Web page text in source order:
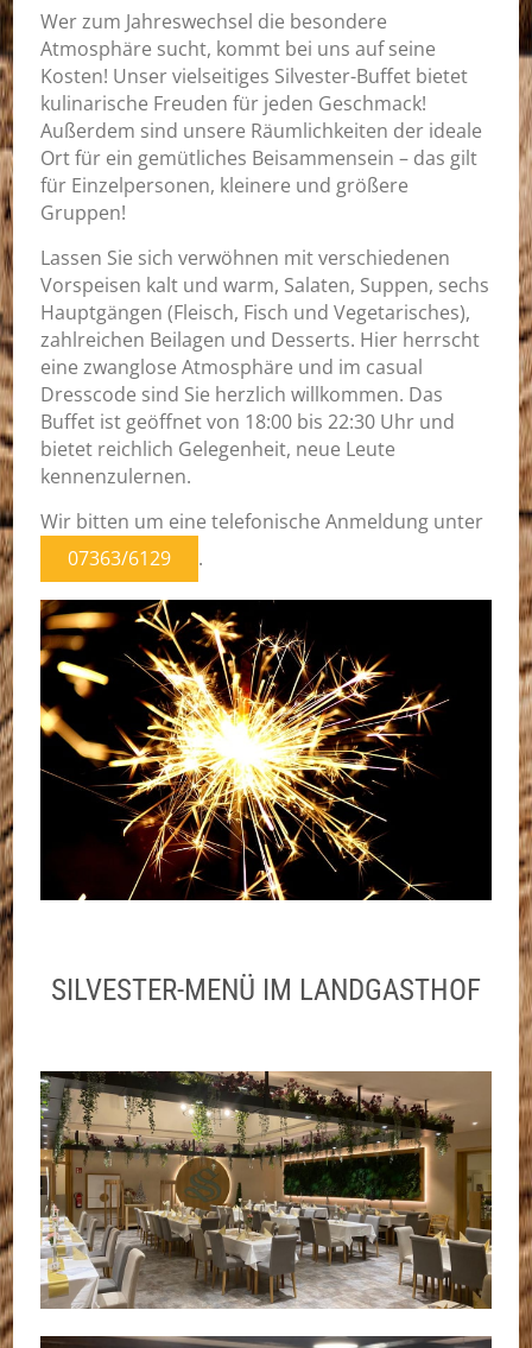
Wer zum Jahreswechsel die besondere
Atmosphäre sucht, kommt bei uns auf seine
Kosten! Unser vielseitiges Silvester-Buffet bietet
kulinarische Freuden für jeden Geschmack!
Außerdem sind unsere Räumlichkeiten der ideale
Ort für ein gemütliches Beisammensein – das gilt
für Einzelpersonen, kleinere und größere
Gruppen!
Lassen Sie sich verwöhnen mit verschiedenen
Vorspeisen kalt und warm, Salaten, Suppen, sechs
Hauptgängen (Fleisch, Fisch und Vegetarisches),
zahlreichen Beilagen und Desserts. Hier herrscht
eine zwanglose Atmosphäre und im casual
Dresscode sind Sie herzlich willkommen. Das
Buffet ist geöffnet von 18:00 bis 22:30 Uhr und
bietet reichlich Gelegenheit, neue Leute
kennenzulernen.
Wir bitten um eine telefonische Anmeldung unter
07363/6129
.
SILVESTER-MENÜ IM LANDGASTHOF